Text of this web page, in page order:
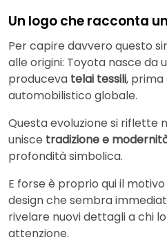
Un logo che racconta
Per capire davvero questo
alle origini: Toyota nasce da
produceva telai tessili, prima
automobilistico globale.
Questa evoluzione si riflette
unisce tradizione e
profondità simbolica.
E forse è proprio qui il
design che sembra
rivelare nuovi dettagli a chi
attenzione.